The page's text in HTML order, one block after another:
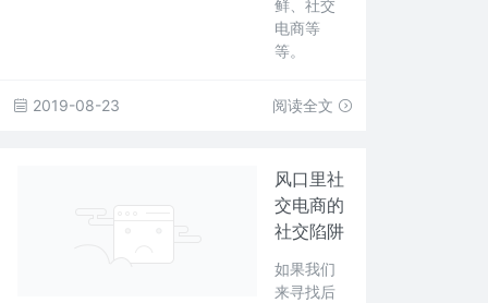
鲜、社交
电商等
等。
2019-08-23 阅读全文
风口里社
交电商的
社交陷阱
如果我们
来寻找后